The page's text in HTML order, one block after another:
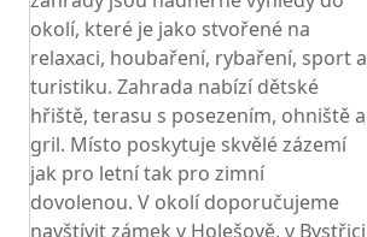
okolí, které je jako stvořené na
relaxaci, houbaření, rybaření, sport a
turistiku. Zahrada nabízí dětské
hřiště, terasu s posezením, ohniště a
gril. Místo poskytuje skvělé zázemí
jak pro letní tak pro zimní
dovolenou. V okolí doporučujeme
navštívit zámek v Holešově, v Bystřici